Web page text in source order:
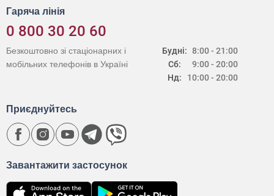
Гаряча лінія
0 800 30 20 60
Будні:
Сб:
Нд:
8:00 - 21:00
9:00 - 20:00
10:00 - 20:00
Безкоштовно зі стаціонарних і
мобільних телефонів в Україні
Завантажити застосунок
Приєднуйтесь